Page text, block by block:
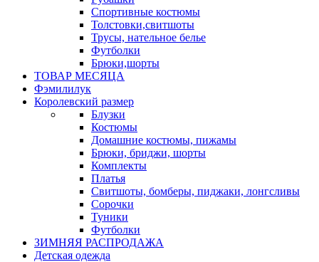
Спортивные костюмы
Толстовки,свитшоты
Трусы, нательное белье
Футболки
Брюки,шорты
ТОВАР МЕСЯЦА
Фэмилилук
Королевский размер
Блузки
Костюмы
Домашние костюмы, пижамы
Брюки, бриджи, шорты
Комплекты
Платья
Свитшоты, бомберы, пиджаки, лонгсливы
Сорочки
Туники
Футболки
ЗИМНЯЯ РАСПРОДАЖА
Детская одежда